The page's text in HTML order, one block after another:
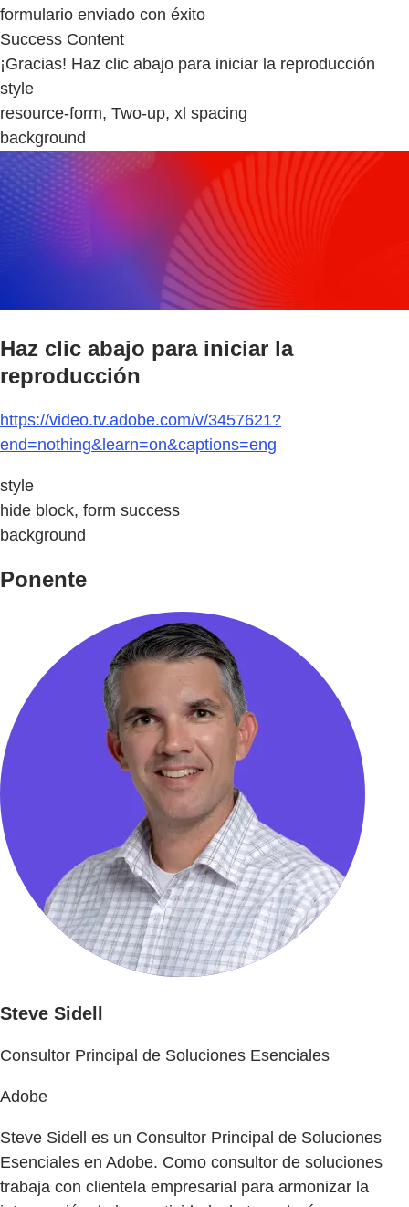
formulario enviado con éxito
Success Content
¡Gracias! Haz clic abajo para iniciar la reproducción
style
resource-form, Two-up, xl spacing
background
Haz clic abajo para iniciar la
reproducción
https://video.tv.adobe.com/v/3457621?
end=nothing&learn=on&captions=eng
style
hide block, form success
background
Ponente
Steve Sidell
Consultor Principal de Soluciones Esenciales
Adobe
Steve Sidell es un Consultor Principal de Soluciones
Esenciales en Adobe. Como consultor de soluciones
trabaja con clientela empresarial para armonizar la